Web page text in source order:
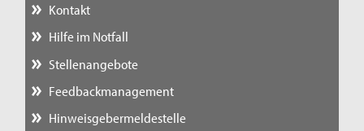
Kontakt
Hilfe im Notfall
Stellenangebote
Feedbackmanagement
Hinweisgebermeldestelle